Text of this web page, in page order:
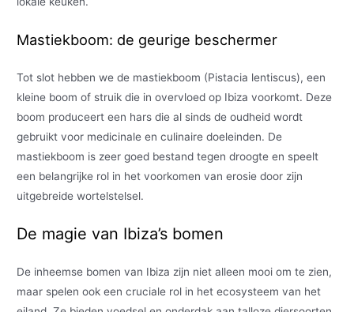
Mastiekboom: de geurige beschermer
Tot slot hebben we de mastiekboom (Pistacia lentiscus), een
kleine boom of struik die in overvloed op Ibiza voorkomt. Deze
boom produceert een hars die al sinds de oudheid wordt
gebruikt voor medicinale en culinaire doeleinden. De
mastiekboom is zeer goed bestand tegen droogte en speelt
een belangrijke rol in het voorkomen van erosie door zijn
uitgebreide wortelstelsel.
De magie van Ibiza’s bomen
De inheemse bomen van Ibiza zijn niet alleen mooi om te zien,
maar spelen ook een cruciale rol in het ecosysteem van het